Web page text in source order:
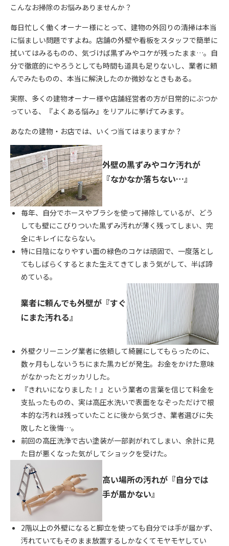
こんなお掃除のお悩みありませんか？
毎日忙しく働くオーナー様にとって、建物の外回りの清掃は本当
に悩ましい問題ですよね。店舗の外壁や看板をスタッフで簡単に
拭いてはみるものの、気づけば黒ずみやコケが残ったまま…。自
分で徹底的にやろうとしても時間も道具も足りないし、業者に頼
んでみたものの、本当に解決したのか微妙なときもある。
実際、多くの建物オーナー様や店舗経営者の方が日常的にぶつか
っている、『よくある悩み』をリアルに挙げてみます。
あなたの建物・お店では、いくつ当てはまりますか？
外壁の黒ずみやコケ汚れが
『なかなか落ちない…』
毎年、自分でホースやブラシを使って掃除しているが、どう
しても壁にこびりついた黒ずみ汚れが薄く残ってしまい、完
全にキレイにならない。
特に日陰になりやすい面の緑色のコケは頑固で、一度落とし
てもしばらくするとまた生えてきてしまう気がして、半ば諦
めている。
業者に頼んでも外壁が『すぐ
にまた汚れる』
外壁クリーニング業者に依頼して綺麗にしてもらったのに、
数ヶ月もしないうちにまた黒カビが発生。お金をかけた意味
がなかったとガッカリした。
『きれいになりました！』という業者の言葉を信じて料金を
支払ったものの、実は高圧水洗いで表面をなぞっただけで根
本的な汚れは残っていたことに後から気づき、業者選びに失
敗したと後悔…。
前回の高圧洗浄で古い塗装が一部剥がれてしまい、余計に見
た目が悪くなった気がしてショックを受けた。
高い場所の汚れが『自分では
手が届かない』
2階以上の外壁になると脚立を使っても自分では手が届かず、
汚れていてもそのまま放置するしかなくてモヤモヤしてい